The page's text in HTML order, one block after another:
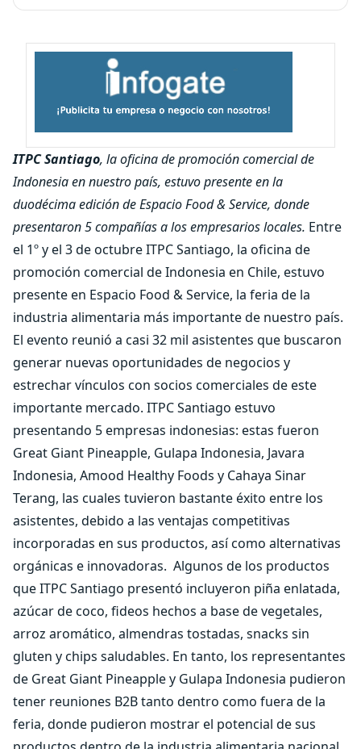
ITPC Santiago, la oficina de promoción comercial de
Indonesia en nuestro país, estuvo presente en la
duodécima edición de Espacio Food & Service, donde
presentaron 5 compañías a los empresarios locales. Entre
el 1º y el 3 de octubre ITPC Santiago, la oficina de
promoción comercial de Indonesia en Chile, estuvo
presente en Espacio Food & Service, la feria de la
industria alimentaria más importante de nuestro país.
El evento reunió a casi 32 mil asistentes que buscaron
generar nuevas oportunidades de negocios y
estrechar vínculos con socios comerciales de este
importante mercado. ITPC Santiago estuvo
presentando 5 empresas indonesias: estas fueron
Great Giant Pineapple, Gulapa Indonesia, Javara
Indonesia, Amood Healthy Foods y Cahaya Sinar
Terang, las cuales tuvieron bastante éxito entre los
asistentes, debido a las ventajas competitivas
incorporadas en sus productos, así como alternativas
orgánicas e innovadoras. Algunos de los productos
que ITPC Santiago presentó incluyeron piña enlatada,
azúcar de coco, fideos hechos a base de vegetales,
arroz aromático, almendras tostadas, snacks sin
gluten y chips saludables. En tanto, los representantes
de Great Giant Pineapple y Gulapa Indonesia pudieron
tener reuniones B2B tanto dentro como fuera de la
feria, donde pudieron mostrar el potencial de sus